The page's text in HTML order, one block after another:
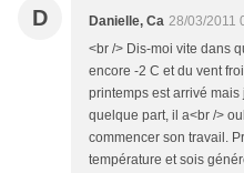
D Danielle, Ca 28/03/2011
<br /> Dis-moi vite dans
encore -2 C et du vent
printemps est arrivé
quelque part, il a<br />
commencer son travail.
température et sois